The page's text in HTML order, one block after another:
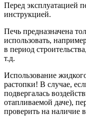
Перед эксплуатацией
инструкцией.
Печь предназначена
использовать,
в период
т.д.
Использование
растопки! В случае,
подвергалась
отапливаемой даче),
проверить на наличие